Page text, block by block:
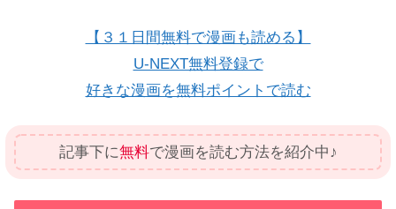
【３１日間無料で漫画も読める】
U-NEXT無料登録で
好きな漫画を無料ポイントで読む
記事下に無料で漫画を読む方法を紹介中♪